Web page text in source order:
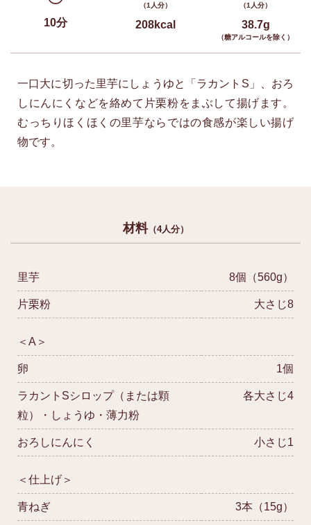
10分
（1人分）
208kcal
（1人分）
38.7g
（糖アルコールを除く）
一口大に切った里芋にしょうゆと「ラカントS」、おろ
しにんにくなどを絡めて片栗粉をまぶして揚げます。
むっちりほくほくの里芋ならではの食感が楽しい揚げ
物です。
材料（4人分）
里芋 8個（560g）
片栗粉 大さじ8
＜A＞
卵 1個
ラカントSシロップ（または顆
粒）・しょうゆ・薄力粉
各大さじ4
おろしにんにく 小さじ1
＜仕上げ＞
青ねぎ 3本（15g）